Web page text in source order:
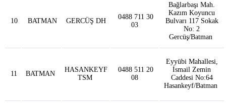
10 BATMAN GERCÜŞ DH
0488 711 30
03
Bağlarbaşı Mah.
Kazım Koyuncu
Bulvarı 117 Sokak
No: 2
Gercüş/Batman
11 BATMAN
HASANKEYF
TSM
0488 511 20
08
Eyyübi Mahallesi,
İsmail Zemin
Caddesi No:64
Hasankeyf/Batman